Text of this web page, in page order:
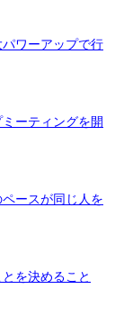
ワーアップで行
ーティングを開
ースが同じ人を
を決めること